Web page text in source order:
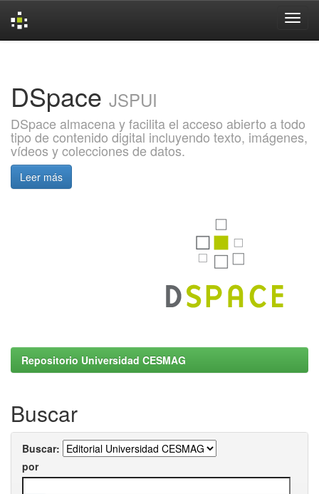
DSpace JSPUI
DSpace almacena y facilita el acceso abierto a todo
tipo de contenido digital incluyendo texto, imágenes,
vídeos y colecciones de datos.
Leer más
Repositorio Universidad CESMAG
Buscar
Buscar:
por